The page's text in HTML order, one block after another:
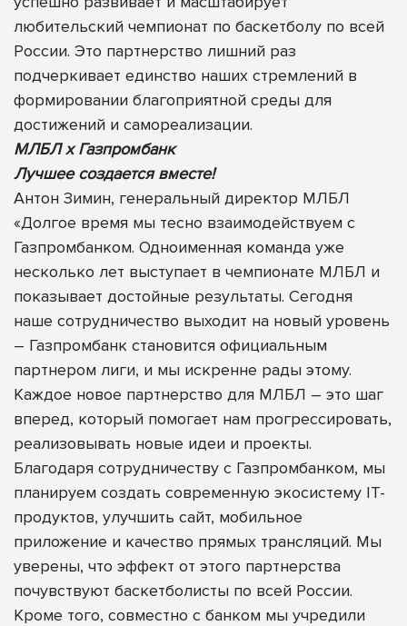
любительский чемпионат по баскетболу по всей
России. Это партнерство лишний раз
подчеркивает единство наших стремлений в
формировании благоприятной среды для
достижений и самореализации.
МЛБЛ х Газпромбанк
Лучшее создается вместе!
Антон Зимин, генеральный директор МЛБЛ
«Долгое время мы тесно взаимодействуем с
Газпромбанком. Одноименная команда уже
несколько лет выступает в чемпионате МЛБЛ и
показывает достойные результаты. Сегодня
наше сотрудничество выходит на новый уровень
– Газпромбанк становится официальным
партнером лиги, и мы искренне рады этому.
Каждое новое партнерство для МЛБЛ – это шаг
вперед, который помогает нам прогрессировать,
реализовывать новые идеи и проекты.
Благодаря сотрудничеству с Газпромбанком, мы
планируем создать современную экосистему IT-
продуктов, улучшить сайт, мобильное
приложение и качество прямых трансляций. Мы
уверены, что эффект от этого партнерства
почувствуют баскетболисты по всей России.
Кроме того, совместно с банком мы учредили